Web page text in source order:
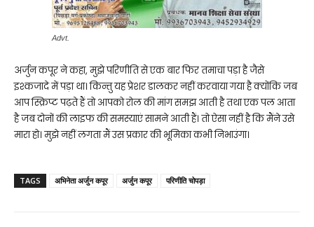
Advt.
अर्जुन कपूर ने कहा, मुझे परिणीति से एक बार फिर तमाचा पड़ा है जैसे
इश्कजादे में पड़ा था। किन्तु यह प्रेशर डालकर नहीं करवाया गया है क्योंकि जब
आप स्क्रिप्ट पढ़ते हैं तो आपको रोल की मांग समझ आती है तथा एक पल आता
है जब दोनों की लाइफ की समस्याएं सामने आती हैं। तो ऐसा नहीं है कि मैंने उसे
मारा हो। मुझे नहीं लगता मैं उस प्रकार की भूमिका कभी निभाउंगा।
TAGS अभिनेता अर्जुन कपूर अर्जुन कपूर परिणीति चोपड़ा